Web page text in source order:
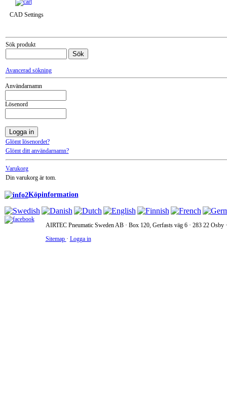
CAD Settings
Sök produkt
Avancerad sökning
Användarnamn
Lösenord
Glömt lösenordet?
Glömt ditt användarnamn?
Varukorg
Din varukorg är tom.
Köpinformation
AIRTEC Pneumatic Sweden AB · Box 120, Gerfasts väg 6 · 283 22
Sitemap · Logga in